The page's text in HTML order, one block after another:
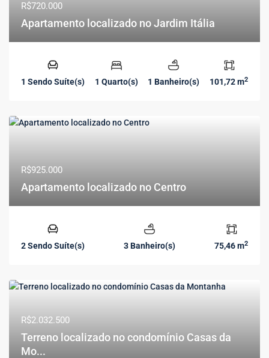
R$720.000
Apartamento localizado no Jardim Itália
1 Sendo Suíte(s) 1 Quarto(s) 1 Banheiro(s) 101,72 m2
R$925.000
Apartamento localizado no Centro
2 Sendo Suíte(s) 3 Banheiro(s) 75,46 m2
R$2.032.500
Terreno localizado no condomínio Casas da
Mo...